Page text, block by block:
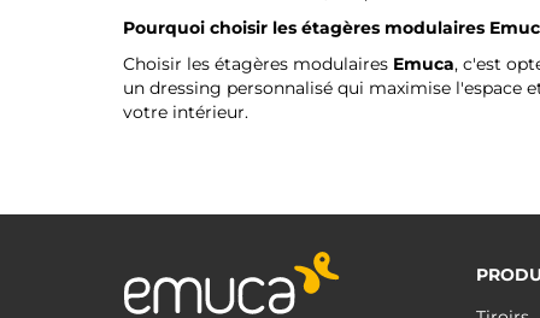
Pourquoi choisir les étagères modulaires
Choisir les étagères modulaires Emuca, c'est
un dressing personnalisé qui maximise
votre intérieur.